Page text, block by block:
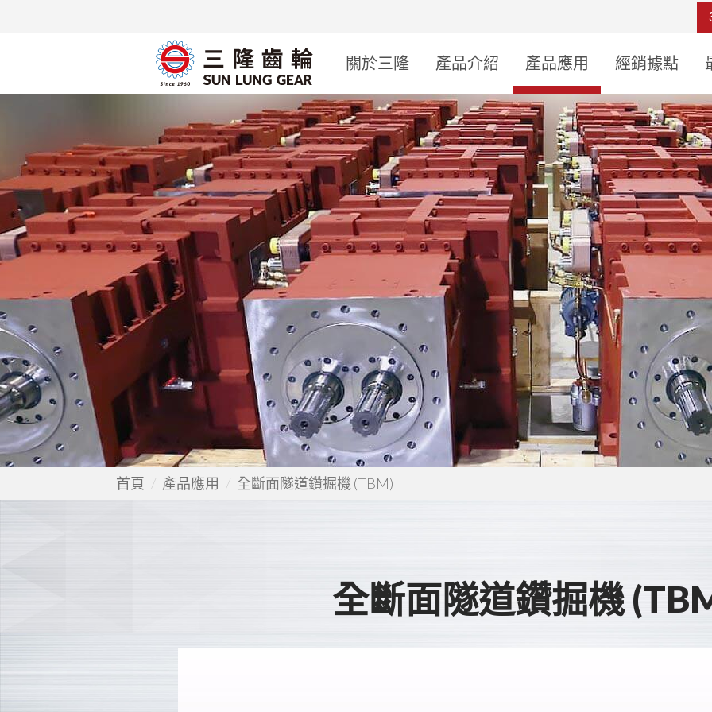
關於三隆 產品介紹 產品應用 經銷據點
首頁 產品應用 全斷面隧道鑽掘機 (TBM)
全斷面隧道鑽掘機